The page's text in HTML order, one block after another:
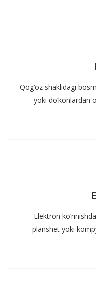
Qog‘oz shaklidagi
yoki do‘konlardan
Elektron
planshet yoki